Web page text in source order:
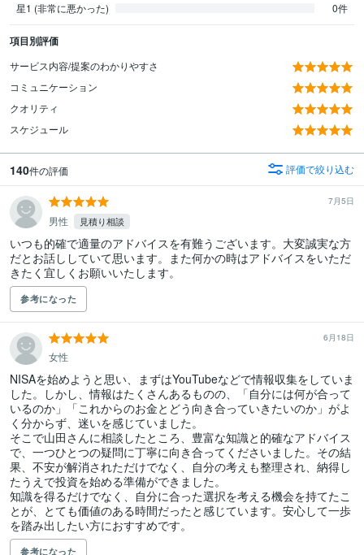
星1 (非常に悪かった)
0件
項目別評価
サービス内容/提案のわかりやすさ
コミュニケーション
クオリティ
スケジュール
140件の評価 評価で絞り込む
7月5日
男性 見積り相談
いつも的確で適量のアドバイスを有難うございます。大変誠実な方
だとお話ししていて思います。また何かの時はアドバイスをいただ
きたく宜しくお願いいたします。
参考になった
6月18日
女性
NISAを始めようと思い、まずはYouTubeなどで情報収集をしていま
した。しかし、情報はたくさんあるものの、「自分には何が合って
いるのか」「これからのお金とどう向き合っていきたいのか」がよ
く分からず、迷いを感じていました。
そこで山田さんに相談したところ、豊富な知識と的確なアドバイス
で、一つひとつの疑問に丁寧に向き合ってくださいました。その結
果、不安が解消されただけでなく、自分の考えも整理され、納得し
たうえで投資を始める準備ができました。
知識を得るだけでなく、自分に合った選択を考える機会を持てたこ
とが、とても価値のある時間だったと感じています。安心して一歩
を踏み出したい方におすすめです。
参考になった